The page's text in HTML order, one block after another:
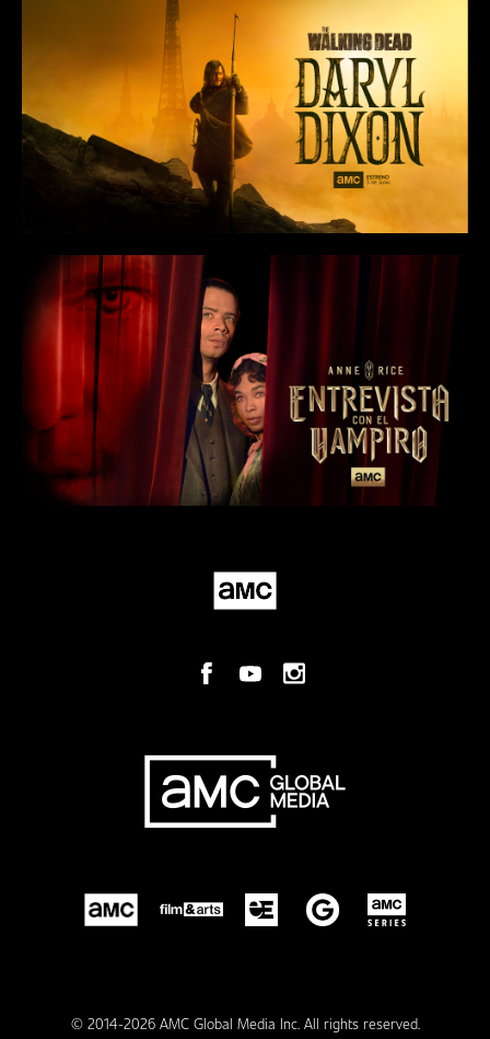
© 2014-2026 AMC Global Media Inc. All rights reserved.